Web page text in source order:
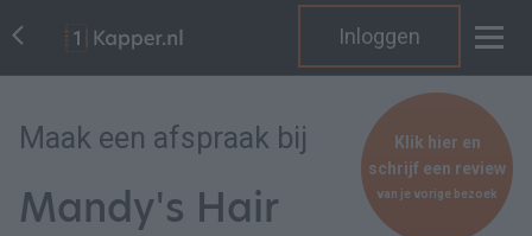
Inloggen
Maak een afspraak bij
Mandy's Hair
Klik hier en
schrijf een review
van je vorige bezoek